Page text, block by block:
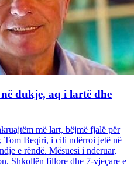
dukje, aq i lartë dhe
më lart, bëjmë fjalë për
Tom Beqiri, i cili ndërroi jetë në
e rëndë. Mësuesi i nderuar,
Shkollën fillore dhe 7-vjeçare e